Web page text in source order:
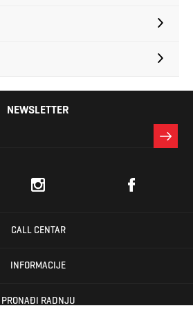
NEWSLETTER
CALL CENTAR
INFORMACIJE
PRONAĐI RADNJU